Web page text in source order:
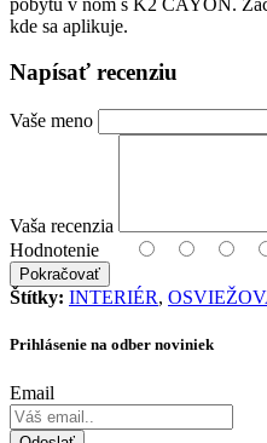
kde sa aplikuje.
Napísať recenziu
Vaše meno
Vaša recenzia
Hodnotenie
Pokračovať
Štítky: INTERIÉR,
Prihlásenie na odber noviniek
Email